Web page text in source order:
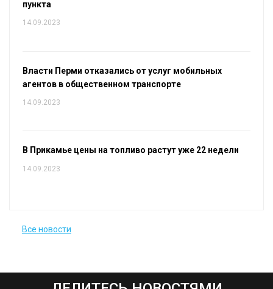
пункта
14.09.2023
Власти Перми отказались от услуг мобильных
агентов в общественном транспорте
14.09.2023
В Прикамье цены на топливо растут уже 22 недели
14.09.2023
Все новости